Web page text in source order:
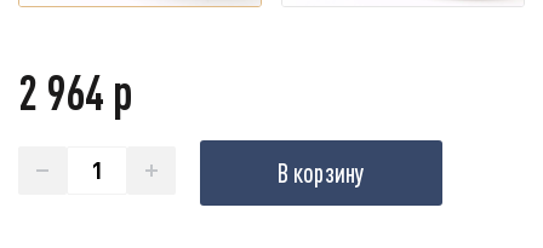
2 964 р
В корзину